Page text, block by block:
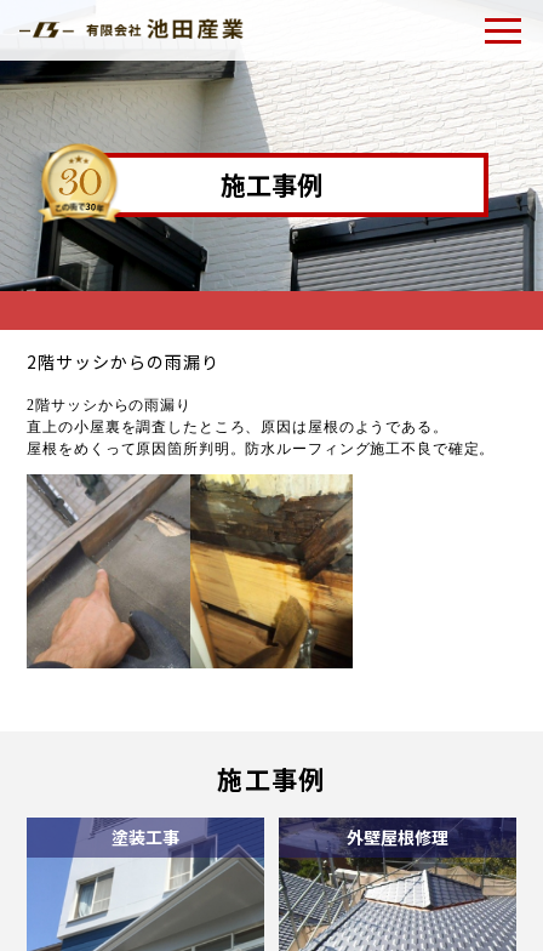
施工事例
2階サッシからの雨漏り
2階サッシからの雨漏り
直上の小屋裏を調査したところ、原因は屋根のようである。
屋根をめくって原因箇所判明。防水ルーフィング施工不良で確定。
施工事例
塗装工事 外壁屋根修理